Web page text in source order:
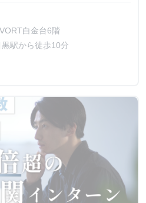
白金台6階
駅から徒歩10分